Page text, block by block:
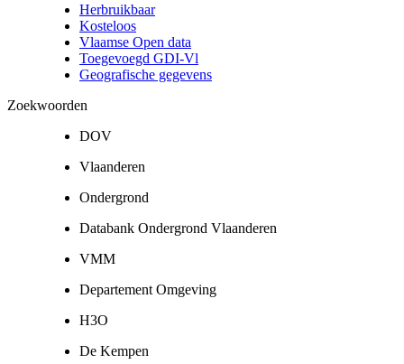
Herbruikbaar
Kosteloos
Vlaamse Open data
Toegevoegd GDI-Vl
Geografische gegevens
Zoekwoorden
DOV
Vlaanderen
Ondergrond
Databank Ondergrond Vlaanderen
VMM
Departement Omgeving
H3O
De Kempen